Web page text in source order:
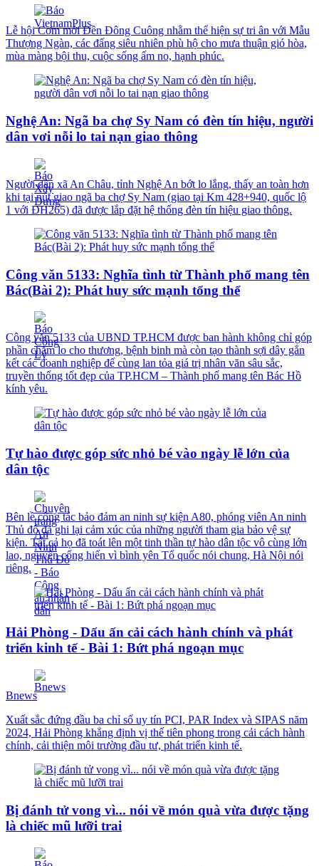
Lễ hội Cơm mới Đền Đông Cuông nhằm thể hiện sự tri ân với Mẫu
Thượng Ngàn, các đấng siêu nhiên phù hộ cho mưa thuận gió hòa,
mùa màng bội thu, cuộc sống ấm no, hạnh phúc.
Nghệ An: Ngã ba chợ Sy Nam có đèn tín hiệu, người
dân vơi nỗi lo tai nạn giao thông
Người dân xã An Châu, tỉnh Nghệ An bớt lo lắng, thấy an toàn hơn
khi tại nút giao ngã ba chợ Sy Nam (giao tại Km 428+940, quốc lộ
1 với ĐH265) đã được lắp đặt hệ thống đèn tín hiệu giao thông.
Công văn 5133: Nghĩa tình từ Thành phố mang tên
Bác(Bài 2): Phát huy sức mạnh tổng thể
Công văn 5133 của UBND TP.HCM được ban hành không chỉ góp
phần chăm lo cho thương, bệnh binh mà còn tạo thành sợi dây gắn
kết các doanh nghiệp để cùng lan tỏa giá trị nhân văn sâu sắc,
truyền thống tốt đẹp của TP.HCM – Thành phố mang tên Bác Hồ
kính yêu.
Tự hào được góp sức nhỏ bé vào ngày lễ lớn của
dân tộc
Bên lề công tác bảo đảm an ninh sự kiện A80, phóng viên An ninh
Thủ đô đã ghi lại cảm xúc của những người tham gia bảo vệ sự
kiện. Tất cả họ đã toát lên một tinh thần tự hào dân tộc vô cùng lớn
lao, nguyện cống hiến vì bình yên Tổ quốc nói chung, Hà Nội nói
riêng.
Hải Phòng - Dấu ấn cải cách hành chính và phát
triển kinh tế - Bài 1: Bứt phá ngoạn mục
Bnews
Xuất sắc đứng đầu ba chỉ số uy tín PCI, PAR Index và SIPAS năm
2024, Hải Phòng khẳng định vị thế tiên phong trong cải cách hành
chính, cải thiện môi trường đầu tư, phát triển kinh tế.
Bị đánh tử vong vì... nói về món quà vừa được tặng
là chiếc mũ lưỡi trai